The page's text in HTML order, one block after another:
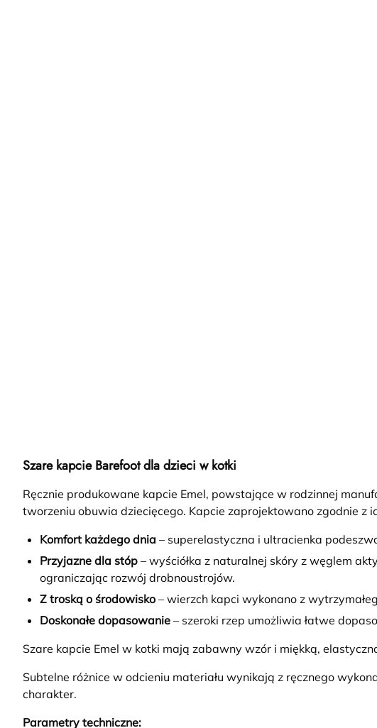
Szare kapcie Barefoot dla dzieci w kotki
Ręcznie produkowane kapcie Emel, powstające w rodzinnej
tworzeniu obuwia dziecięcego. Kapcie zaprojektowano zgodnie
Komfort każdego dnia – superelastyczna i ultracienka
Przyjazne dla stóp – wyściółka z naturalnej skóry z węglem
ograniczając rozwój drobnoustrojów.
Z troską o środowisko – wierzch kapci wykonano z
Doskonałe dopasowanie – szeroki rzep umożliwia łatwe
Szare kapcie Emel w kotki mają zabawny wzór i miękką,
Subtelne różnice w odcieniu materiału wynikają z ręcznego
charakter.
Parametry techniczne: